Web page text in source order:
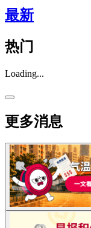
最新
热门
Loading...
更多消息